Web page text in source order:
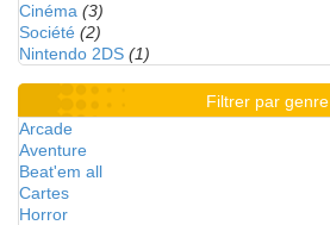
Cinéma (3)
Société (2)
Nintendo 2DS (1)
Filtrer par genre
Arcade
Aventure
Beat'em all
Cartes
Horror